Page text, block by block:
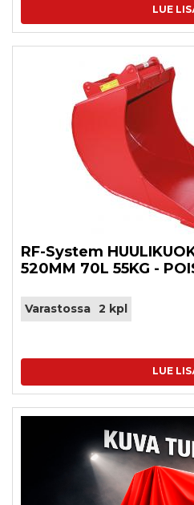
LUE
RF-System
520MM 70L 55KG -
Varastossa 2 kpl
LUE